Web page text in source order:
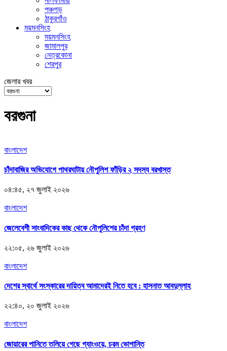
পঞ্চগড়
ঠাকুরগাঁও
ময়মনসিংহ
ময়মনসিংহ
জামালপুর
নেত্রকোনা
শেরপুর
জেলার খবর
বরগুনা
বাংলাদেশ
চাঁদাবাজির অভিযোগে পাথরঘাটায় নৌপুলিশ ফাঁড়ির ২ সদস্য বরখাস্ত
০৪:৪৫, ২৭ জুলাই ২০২৬
বাংলাদেশ
জেলেবেশী সাংবাদিকের কাছ থেকে নৌপুলিশের চাঁদা গ্রহণ
২২:০৫, ২৬ জুলাই ২০২৬
বাংলাদেশ
দেশের স্বার্থে সংস্কারের দায়িত্ব আমাদেরই নিতে হবে : হাসনাত আবদুল্লাহ
২২:৪০, ২০ জুলাই ২০২৬
বাংলাদেশ
জোয়ারের পানিতে তলিয়ে গেছে গ্যাংওয়ে, চরম ভোগান্তি